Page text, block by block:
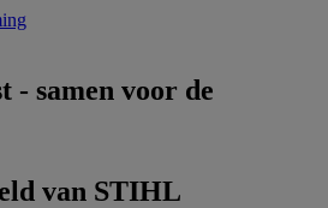
- samen voor de
van STIHL